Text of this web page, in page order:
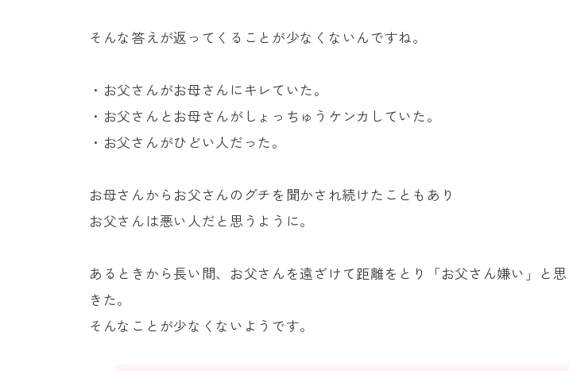
そんな答えが返ってくることが少なくないんですね。
・お父さんがお母さんにキレていた。
・お父さんとお母さんがしょっちゅうケンカしていた。
・お父さんがひどい人だった。
お母さんからお父さんのグチを聞かされ続けたこともあり
お父さんは悪い人だと思うように。
あるときから長い間、お父さんを遠ざけて距離をとり「お父さん嫌い」と
きた。
そんなことが少なくないようです。